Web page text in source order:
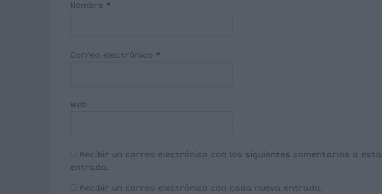
Nombre *
Correo electrónico *
Web
Recibir un correo electrónico con los siguientes comentarios a esta
entrada.
Recibir un correo electrónico con cada nueva entrada.